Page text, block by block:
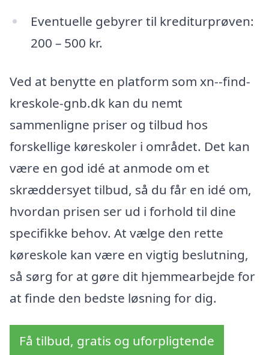
Eventuelle gebyrer til krediturprøven:
200 – 500 kr.
Ved at benytte en platform som xn--find-
kreskole-gnb.dk kan du nemt
sammenligne priser og tilbud hos
forskellige køreskoler i området. Det kan
være en god idé at anmode om et
skræddersyet tilbud, så du får en idé om,
hvordan prisen ser ud i forhold til dine
specifikke behov. At vælge den rette
køreskole kan være en vigtig beslutning,
så sørg for at gøre dit hjemmearbejde for
at finde den bedste løsning for dig.
Få tilbud, gratis og uforpligtende